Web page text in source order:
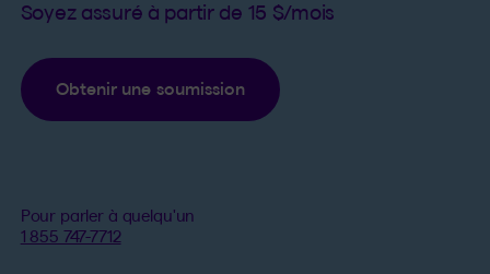
Soyez assuré à partir de 15 $/mois
Obtenir une soumission
Pour parler à quelqu'un
1 855 747-7712